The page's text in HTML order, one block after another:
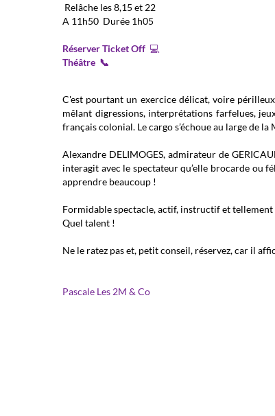
Relâche les 8,15 et 22
A 11h50 Durée 1h05
Réserver Ticket Off 💻
Théâtre 📞
C'est pourtant un exercice délicat, voire
mêlant digressions, interprétations farfelues,
français colonial. Le cargo s’échoue au large de
Alexandre DELIMOGES, admirateur de
interagit avec le spectateur qu’elle brocarde ou
apprendre beaucoup !
Formidable spectacle, actif, instructif et
Quel talent !
Ne le ratez pas et, petit conseil, réservez, car il
Pascale Les 2M & Co